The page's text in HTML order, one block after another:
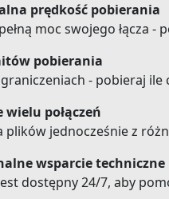
prędkość pobierania
moc swojego łącza
pobierania
- pobieraj ile
wielu połączeń
plików jednocześnie z
wsparcie techniczne
dostępny 24/7, aby